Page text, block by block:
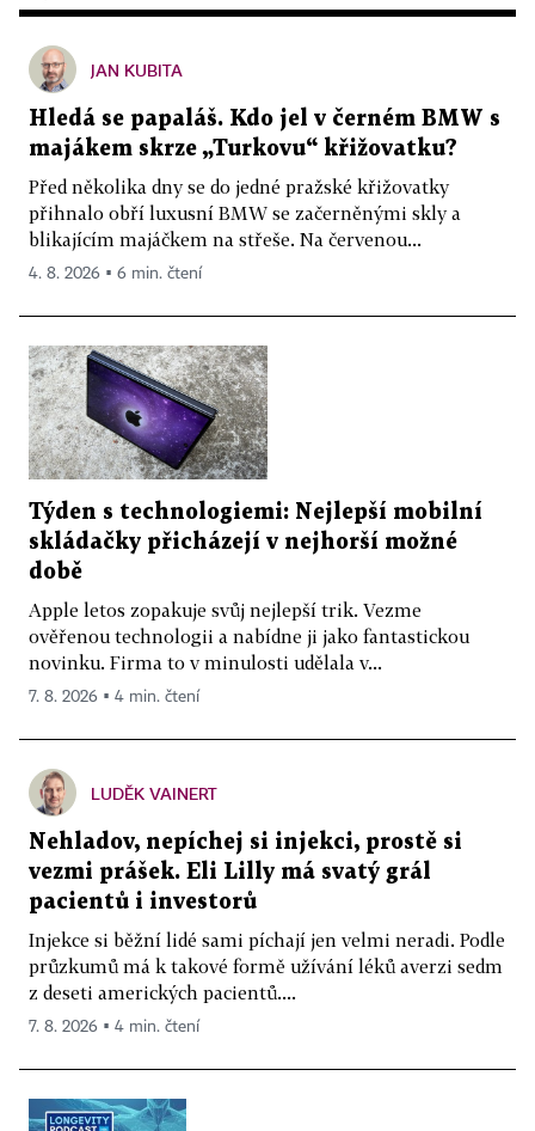
JAN KUBITA
Hledá se papaláš. Kdo jel v černém BMW s
majákem skrze „Turkovu“ křižovatku?
Před několika dny se do jedné pražské křižovatky
přihnalo obří luxusní BMW se začerněnými skly a
blikajícím majáčkem na střeše. Na červenou...
4. 8. 2026 ▪ 6 min. čtení
Týden s technologiemi: Nejlepší mobilní
skládačky přicházejí v nejhorší možné
době
Apple letos zopakuje svůj nejlepší trik. Vezme
ověřenou technologii a nabídne ji jako fantastickou
novinku. Firma to v minulosti udělala v...
7. 8. 2026 ▪ 4 min. čtení
LUDĚK VAINERT
Nehladov, nepíchej si injekci, prostě si
vezmi prášek. Eli Lilly má svatý grál
pacientů i investorů
Injekce si běžní lidé sami píchají jen velmi neradi. Podle
průzkumů má k takové formě užívání léků averzi sedm
z deseti amerických pacientů....
7. 8. 2026 ▪ 4 min. čtení